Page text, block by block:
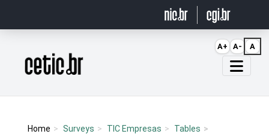
Página inicial
Home Surveys TIC Empresas Tables
A+ A- A